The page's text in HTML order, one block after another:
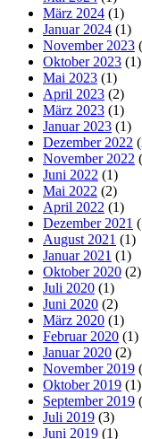
März 2024 (1)
Januar 2024 (1)
November 2023
Oktober 2023 (1)
Mai 2023 (1)
April 2023 (2)
März 2023 (1)
Januar 2023 (1)
Dezember 2022
November 2022
Juni 2022 (1)
Mai 2022 (2)
April 2022 (1)
Dezember 2021
August 2021 (1)
Januar 2021 (1)
Oktober 2020 (2)
Juli 2020 (1)
Juni 2020 (2)
März 2020 (1)
Februar 2020 (1)
Januar 2020 (2)
November 2019
Oktober 2019 (1)
September 2019
Juli 2019 (3)
Juni 2019 (1)